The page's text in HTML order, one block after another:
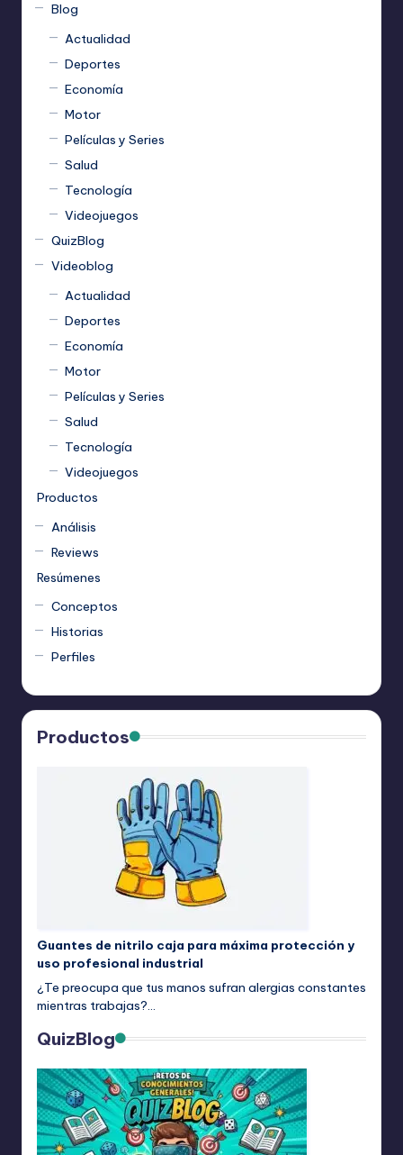
Blog
Actualidad
Deportes
Economía
Motor
Películas y Series
Salud
Tecnología
Videojuegos
QuizBlog
Videoblog
Actualidad
Deportes
Economía
Motor
Películas y Series
Salud
Tecnología
Videojuegos
Productos
Análisis
Reviews
Resúmenes
Conceptos
Historias
Perfiles
Productos
Guantes de nitrilo caja para máxima protección y
uso profesional industrial
¿Te preocupa que tus manos sufran alergias constantes
mientras trabajas?…
QuizBlog